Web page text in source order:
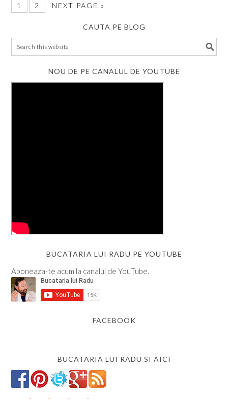
1 2 NEXT PAGE »
CAUTA PE BLOG
NOU DE PE CANALUL DE YOUTUBE
BUCATARIA LUI RADU PE YOUTUBE
Aboneaza-te acum la canalul de YouTube.
FACEBOOK
BUCATARIA LUI RADU SI AICI